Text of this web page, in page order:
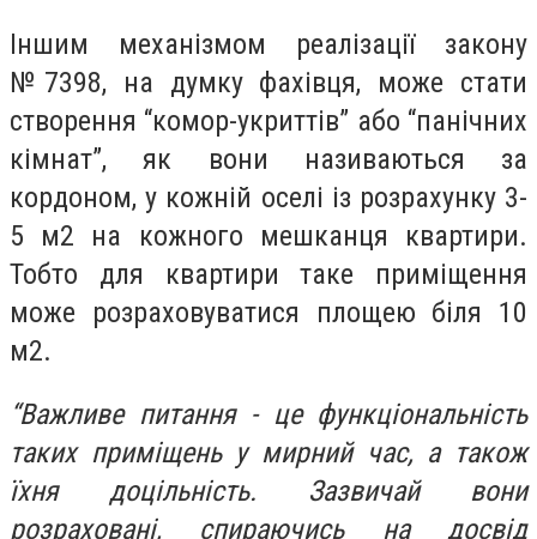
Іншим механізмом реалізації закону
№7398, на думку фахівця, може стати
створення “комор-укриттів” або “панічних
кімнат”, як вони називаються за
кордоном, у кожній оселі із розрахунку 3-
5 м2 на кожного мешканця квартири.
Тобто для квартири таке приміщення
може розраховуватися площею біля 10
м2.
“Важливе питання - це функціональність
таких приміщень у мирний час, а також
їхня доцільність. Зазвичай вони
розраховані, спираючись на досвід